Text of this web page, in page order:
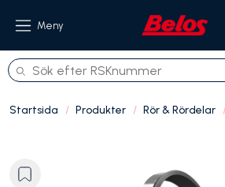
Meny
Om oss
Startsida Produkter Rör & Rördelar